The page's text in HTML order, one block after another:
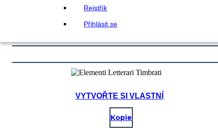
Rejstřík
Přihlásit se
VYTVOŘTE SI VLASTNÍ
Kopie